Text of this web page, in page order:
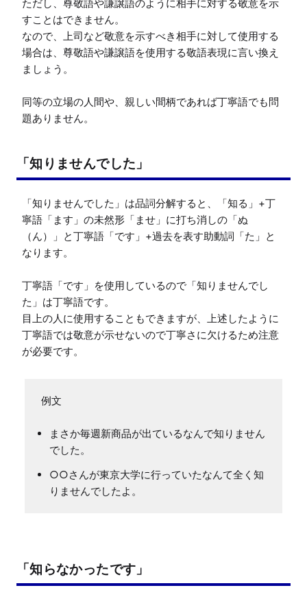
ただし、尊敬語や謙譲語のように相手に対する敬意を示
すことはできません。
なので、上司など敬意を示すべき相手に対して使用する
場合は、尊敬語や謙譲語を使用する敬語表現に言い換え
ましょう。
同等の立場の人間や、親しい間柄であれば丁寧語でも問
題ありません。
「知りませんでした」
「知りませんでした」は品詞分解すると、「知る」+丁
寧語「ます」の未然形「ませ」に打ち消しの「ぬ
（ん）」と丁寧語「です」+過去を表す助動詞「た」と
なります。
丁寧語「です」を使用しているので「知りませんでし
た」は丁寧語です。
目上の人に使用することもできますが、上述したように
丁寧語では敬意が示せないので丁寧さに欠けるため注意
が必要です。
例文
まさか毎週新商品が出ているなんで知りません
でした。
○○さんが東京大学に行っていたなんて全く知
りませんでしたよ。
「知らなかったです」